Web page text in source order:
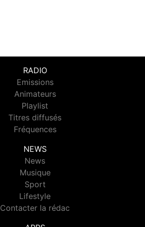
RADIO
Emissions
Animateurs
Playlist
Titres diffusés
Fréquences
NEWS
News
Musique
Sport
Lifestyle
Contacter la rédac